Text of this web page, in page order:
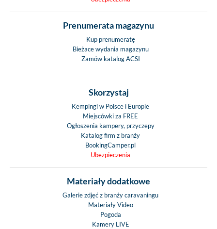
Prenumerata magazynu
Kup prenumeratę
Bieżace wydania magazynu
Zamów katalog ACSI
Skorzystaj
Kempingi w Polsce i Europie
Miejscówki za FREE
Ogłoszenia kampery, przyczepy
Katalog firm z branży
BookingCamper.pl
Ubezpieczenia
Materiały dodatkowe
Galerie zdjęć z branży caravaningu
Materiały Video
Pogoda
Kamery LIVE